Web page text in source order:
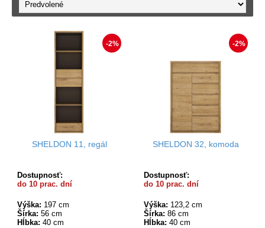
-2%
SHELDON 11, regál
Dostupnosť:
do 10 prac. dní
Výška: 197 cm
Šírka: 56 cm
Hĺbka: 40 cm
-2%
SHELDON 32, komoda
Dostupnosť:
do 10 prac. dní
Výška: 123,2 cm
Šírka: 86 cm
Hĺbka: 40 cm